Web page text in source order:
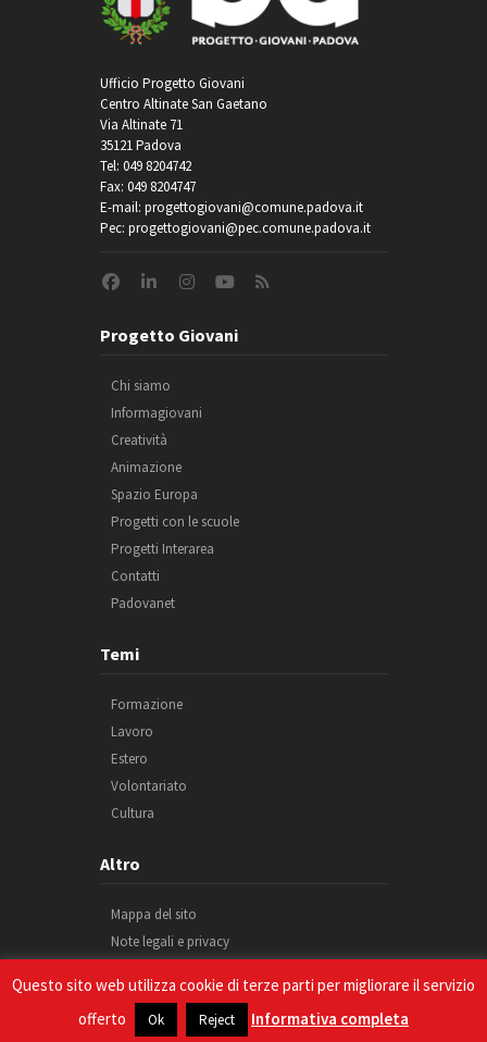
Ufficio Progetto Giovani
Centro Altinate San Gaetano
Via Altinate 71
35121 Padova
Tel: 049 8204742
Fax: 049 8204747
E-mail: progettogiovani@comune.padova.it
Pec: progettogiovani@pec.comune.padova.it
Progetto Giovani
Chi siamo
Informagiovani
Creatività
Animazione
Spazio Europa
Progetti con le scuole
Progetti Interarea
Contatti
Padovanet
Temi
Formazione
Lavoro
Estero
Volontariato
Cultura
Altro
Mappa del sito
Note legali e privacy
Credits
Questo sito web utilizza cookie di terze parti per migliorare il servizio
offerto
Ok Reject Informativa completa